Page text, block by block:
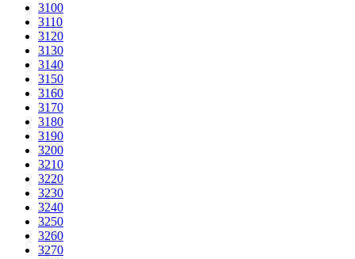
3100
3110
3120
3130
3140
3150
3160
3170
3180
3190
3200
3210
3220
3230
3240
3250
3260
3270